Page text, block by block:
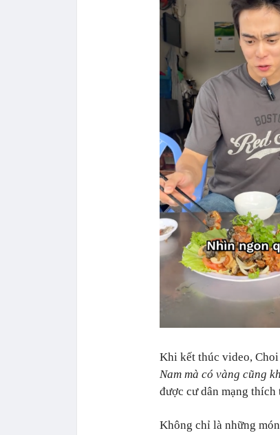
Khi kết thúc video,
Nam mà có vàng cũng
được cư dân mạng thích
Không chỉ là những